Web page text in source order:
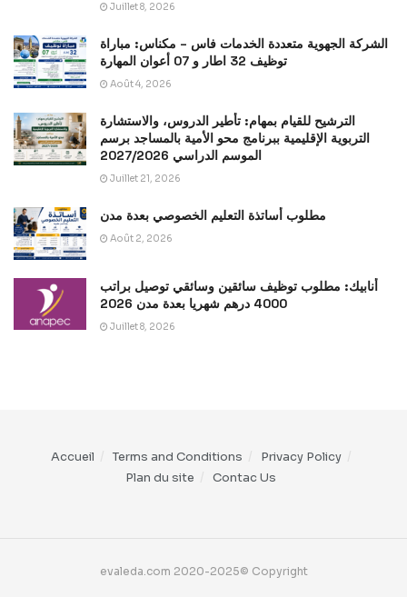
Juillet 8, 2026
الشركة الجهوية متعددة الخدمات فاس – مكناس: مباراة
توظيف 32 اطار و 07 أعوان المهارة
Août 4, 2026
الترشيح للقيام بمهام: تأطير الدروس، والاستشارة
التربوية الإقليمية ببرنامج محو الأمية بالمساجد برسم
الموسم الدراسي 2027/2026
Juillet 21, 2026
مطلوب أساتذة التعليم الخصوصي بعدة مدن
Août 2, 2026
أنابيك: مطلوب توظيف سائقين وسائقي توصيل براتب
4000 درهم شهريا بعدة مدن 2026
Juillet 8, 2026
Accueil Terms and Conditions
Privacy Policy
Plan du site
Contac Us
evaleda.com 2020-2025© Copyright